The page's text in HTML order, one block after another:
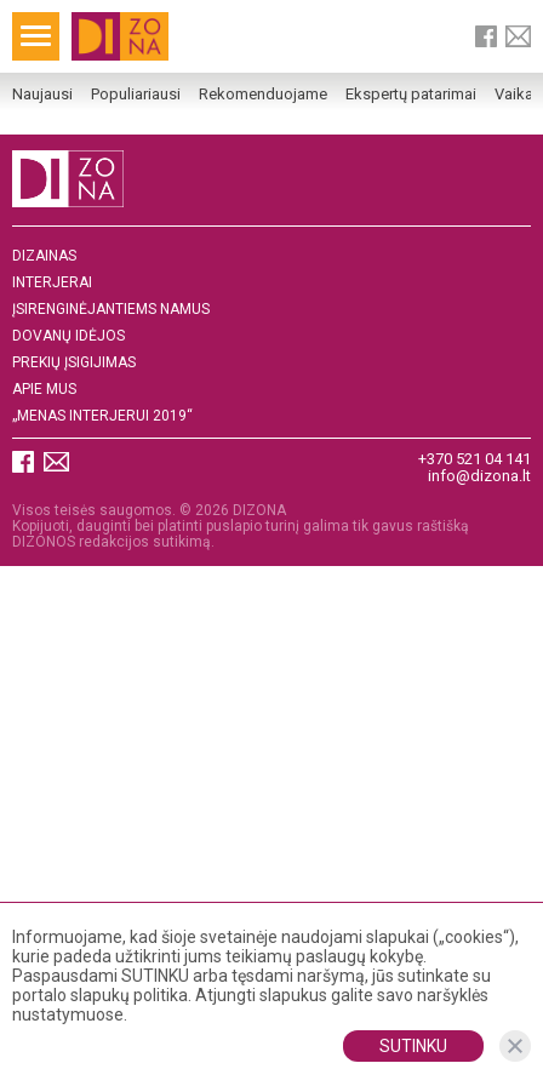
Naujausi Populiariausi Rekomenduojame Ekspertų patarimai
DIZAINAS
INTERJERAI
ĮSIRENGINĖJANTIEMS NAMUS
DOVANŲ IDĖJOS
PREKIŲ ĮSIGIJIMAS
APIE MUS
„MENAS INTERJERUI 2019“
+370 521 04 141
info@dizona.lt
Visos teisės saugomos. © 2026 DIZONA
Kopijuoti, dauginti bei platinti puslapio turinį galima tik gavus raštišką
DIZONOS redakcijos sutikimą.
Informuojame, kad šioje svetainėje naudojami slapukai („cookies“),
kurie padeda užtikrinti jums teikiamų paslaugų kokybę.
Paspausdami SUTINKU arba tęsdami naršymą, jūs sutinkate su
portalo slapukų politika. Atjungti slapukus galite savo naršyklės
nustatymuose.
SUTINKU